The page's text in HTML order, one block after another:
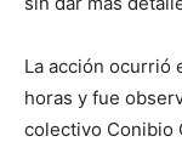
La acción ocurrió
horas y fue
colectivo Conibio